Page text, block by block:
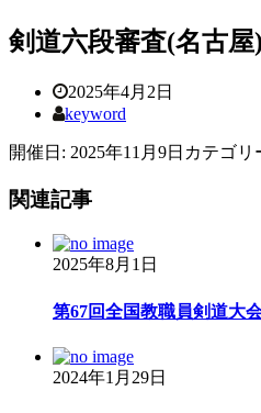
剣道六段審査(名古屋)
2025年4月2日
keyword
開催日: 2025年11月9日 カテゴリ
関連記事
2025年8月1日
第67回全国教職員剣道大
2024年1月29日